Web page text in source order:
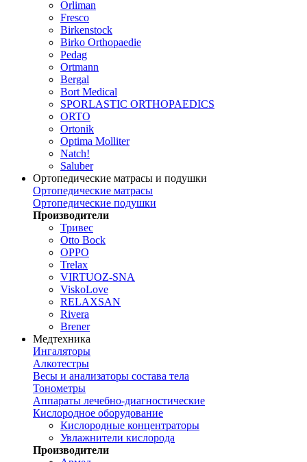
Orliman
Fresco
Birkenstock
Birko Orthopaedie
Pedag
Ortmann
Bergal
Bort Medical
SPORLASTIC ORTHOPAEDICS
ORTO
Ortonik
Optima Molliter
Natch!
Saluber
Ортопедические матрасы и подушки
Ортопедические матрасы
Ортопедические подушки
Производители
Тривес
Otto Bock
OPPO
Trelax
VIRTUOZ-SNA
ViskoLove
RELAXSAN
Rivera
Brener
Медтехника
Ингаляторы
Алкотестры
Весы и анализаторы состава тела
Тонометры
Аппараты лечебно-диагностические
Кислородное оборудование
Кислородные концентраторы
Увлажнители кислорода
Производители